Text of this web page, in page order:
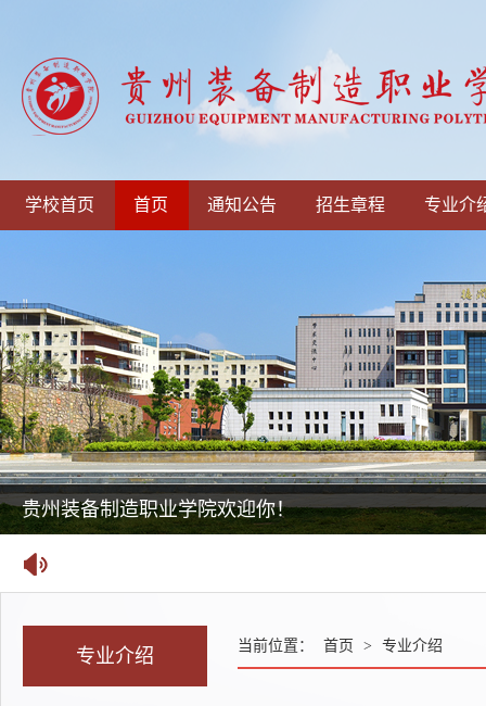
学校首页 首页 通知公告 招生章程 专业介
国家24365大学生就业服务平台
贵州装备制造职业学院欢迎你！
专业介绍 当前位置： 首页 > 专业介绍